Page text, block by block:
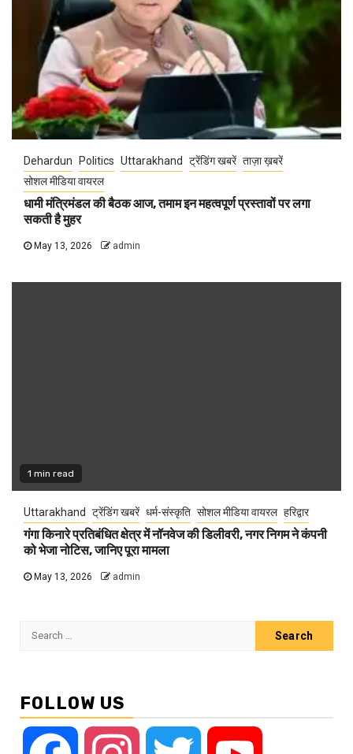
Dehardun Politics Uttarakhand ट्रेंडिंग खबरें ताज़ा ख़बरें
सोशल मीडिया वायरल
धामी मंत्रिमंडल की बैठक आज, तमाम इन महत्वपूर्ण प्रस्तावों पर लगा
सकती है मुहर
May 13, 2026 admin
1 min read
Uttarakhand ट्रेंडिंग खबरें धर्म-संस्कृति सोशल मीडिया वायरल हरिद्वार
गंगा किनारे प्रतिबंधित क्षेत्र में नॉनवेज की डिलीवरी, नगर निगम ने कंपनी
को भेजा नोटिस, जानिए पूरा मामला
May 13, 2026 admin
Search
FOLLOW US